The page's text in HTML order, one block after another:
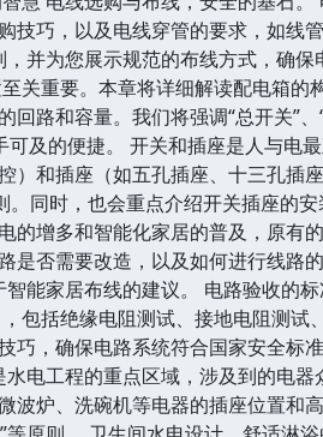
技巧，以及电线穿管的要求，如线
并为您展示规范的布线方式，确保
关重要。本章将详细解读配电箱的
路和容量。我们将强调“总开关”、
及的便捷。 开关和插座是人与电
）和插座（如五孔插座、十三孔插
。同时，也会重点介绍开关插座的
的增多和智能化家居的普及，原有
是否需要改造，以及如何进行线路
能家居布线的建议。 电路验收的
包括绝缘电阻测试、接地电阻测试
巧，确保电路系统符合国家安全标
电工程的重点区域，涉及到的电器
波炉、洗碗机等电器的插座位置和